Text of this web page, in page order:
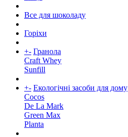
Все для шоколаду
Горіхи
+- Гранола
Craft Whey
Sunfill
+- Екологічні засоби для дому
Cocos
De La Mark
Green Max
Planta